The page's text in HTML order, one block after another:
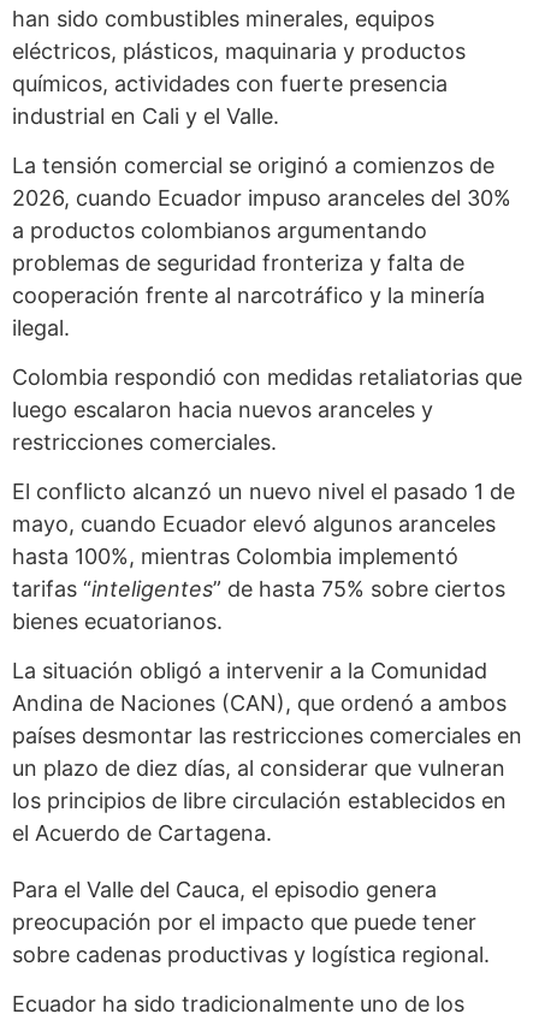
han sido combustibles minerales, equipos
eléctricos, plásticos, maquinaria y productos
químicos, actividades con fuerte presencia
industrial en Cali y el Valle.
La tensión comercial se originó a comienzos de
2026, cuando Ecuador impuso aranceles del 30%
a productos colombianos argumentando
problemas de seguridad fronteriza y falta de
cooperación frente al narcotráfico y la minería
ilegal.
Colombia respondió con medidas retaliatorias que
luego escalaron hacia nuevos aranceles y
restricciones comerciales.
El conflicto alcanzó un nuevo nivel el pasado 1 de
mayo, cuando Ecuador elevó algunos aranceles
hasta 100%, mientras Colombia implementó
tarifas “inteligentes” de hasta 75% sobre ciertos
bienes ecuatorianos.
La situación obligó a intervenir a la Comunidad
Andina de Naciones (CAN), que ordenó a ambos
países desmontar las restricciones comerciales en
un plazo de diez días, al considerar que vulneran
los principios de libre circulación establecidos en
el Acuerdo de Cartagena.
Para el Valle del Cauca, el episodio genera
preocupación por el impacto que puede tener
sobre cadenas productivas y logística regional.
Ecuador ha sido tradicionalmente uno de los